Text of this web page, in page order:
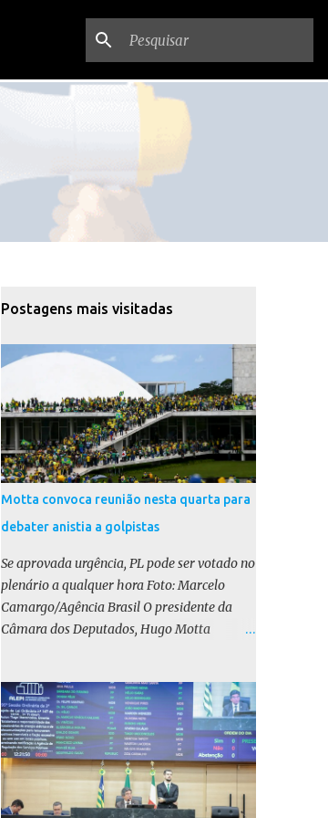
Postagens mais visitadas
Motta convoca reunião nesta quarta para
debater anistia a golpistas
Se aprovada urgência, PL pode ser votado no
plenário a qualquer hora Foto: Marcelo
Camargo/Agência Brasil O presidente da
Câmara dos Deputados, Hugo Motta
líderes para discutir a votação da urgência
para o projeto de lei (PL) que prevê a anistia
aos condenados por tentativa de golpe de
Estado. Motta disse, em uma rede social, que
a reunião vai “deliberar sobre a urgência dos
projetos que tratam do acontecido em 8 de